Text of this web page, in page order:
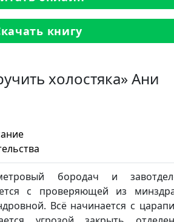
книгу
холостяка» Ани
бородач и
с проверяющей из
Всё начинается с